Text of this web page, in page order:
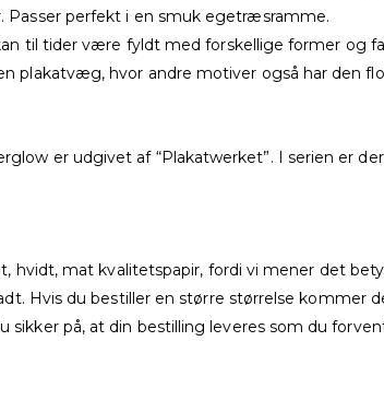
Passer perfekt i en smuk egetræsramme.
til tider være fyldt med forskellige former og
plakatvæg, hvor andre motiver også har den
er udgivet af “Plakatwerket”. I serien er
hvidt, mat kvalitetspapir, fordi vi mener det
Hvis du bestiller en større størrelse kommer
sikker på, at din bestilling leveres som du